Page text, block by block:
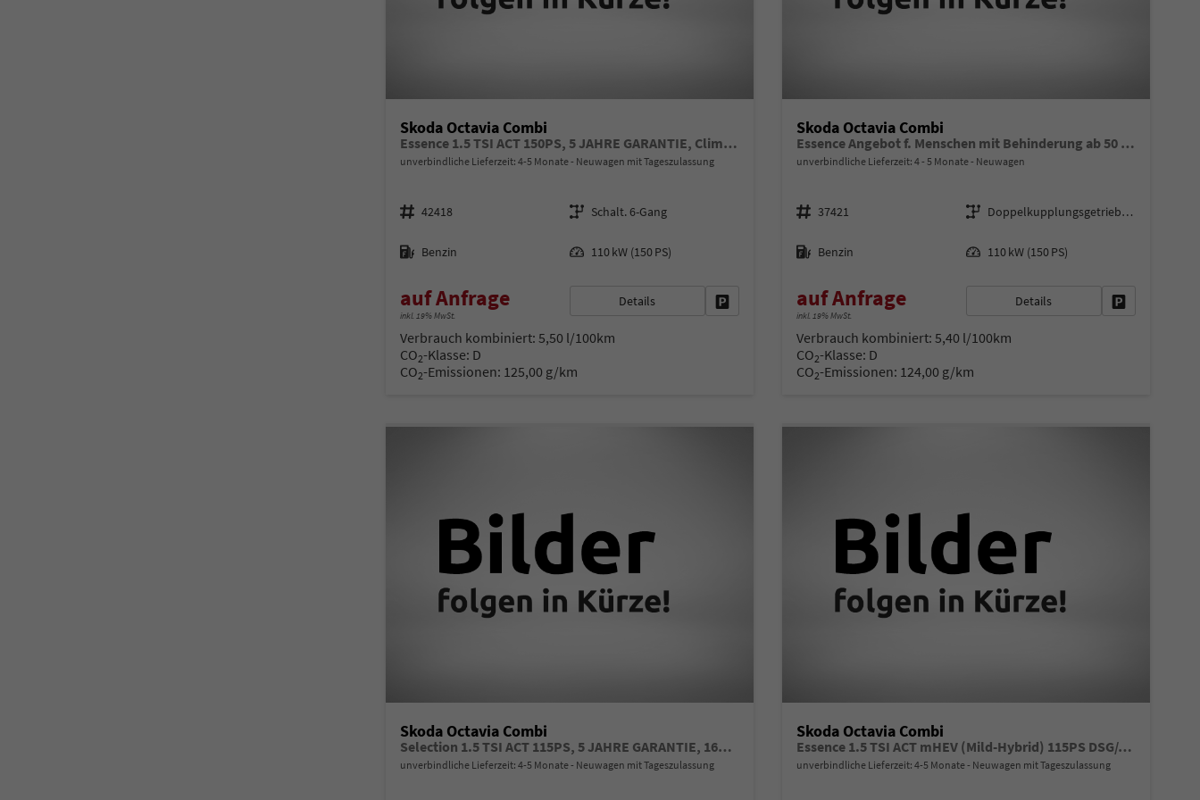
Skoda Octavia Combi
Essence 1.5 TSI ACT 150PS, 5 JAHRE GARANTIE, Climatronic, Parksensoren hinten, Sitzheizung, LED-Scheinwerfer, Radio 10" + Wireless Smartlink, Tempomat, Lederlenkrad, Dachreling
unverbindliche Lieferzeit: 4-5 Monate Neuwagen mit Tageszulassung
Fahrzeugnr.
42418
Getriebe
Schalt. 6-Gang
Kraftstoff
Benzin 110 kW (150 PS)
auf Anfrage
inkl. 19% MwSt.
Details Fahrzeug parken
Verbrauch kombiniert: 5,50 l/100km
CO2-Klasse: D
CO2-Emissionen: 125,00 g/km
Skoda Octavia Combi
Essence Angebot f. Menschen mit Behinderung ab 50 %! 1.5 TSI Mild-Hybrid 150PS DSG/AUTOMATIK, 2-Zonen-Climatronic, Parksensoren hinten, Radio 10"/Bluetooth/DAB, Tempomat, LED-Scheinwerfer, M-Lederlenkrad, Dachreling, 8x Airbags
unverbindliche Lieferzeit: 4 - 5 Monate Neuwagen
Fahrzeugnr.
37421
Getriebe
Doppelkupplungsgetriebe (DSG)
Kraftstoff
Benzin 110 kW (150 PS)
auf Anfrage
inkl. 19% MwSt.
Details
Verbrauch kombiniert: 5,40 l/100km
CO2-Klasse: D
CO2-Emissionen: 124,00 g/km
Skoda Octavia Combi
Selection 1.5 TSI ACT 115PS, 5 JAHRE GARANTIE, 16" ALUFELGEN, Climatronic, Parksensoren vo/hi, Rückfahrkamera, Virtual Cockpit 10", Sitzheizung, LED-Scheinwerfer, Radio 10" + Wireless Smartlink, Tempomat, Lederlenkrad, Dachreling
unverbindliche Lieferzeit: 4-5 Monate Neuwagen mit Tageszulassung
Skoda Octavia Combi
Essence 1.5 TSI ACT mHEV (Mild-Hybrid) 115PS DSG/AUTOMATIK, 5 JAHRE GARANTIE, Climatronic, Parksensoren hinten, Sitzheizung, LED-Scheinwerfer, Radio 10" + Wireless Smartlink, Tempomat, Lederlenkrad, Dachreling
unverbindliche Lieferzeit: 4-5 Monate Neuwagen mit Tageszulassung